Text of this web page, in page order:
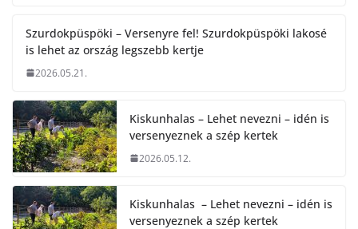
Szurdokpüspöki – Versenyre fel! Szurdokpüspöki lakosé
is lehet az ország legszebb kertje
2026.05.21.
Kiskunhalas – Lehet nevezni – idén is
versenyeznek a szép kertek
2026.05.12.
Kiskunhalas – Lehet nevezni – idén is
versenyeznek a szép kertek